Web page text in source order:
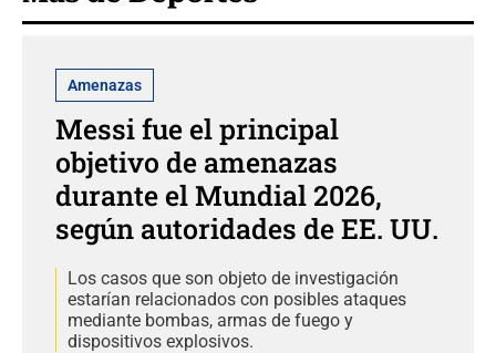
Amenazas
Messi fue el principal
objetivo de amenazas
durante el Mundial 2026,
según autoridades de EE. UU.
Los casos que son objeto de investigación
estarían relacionados con posibles ataques
mediante bombas, armas de fuego y
dispositivos explosivos.